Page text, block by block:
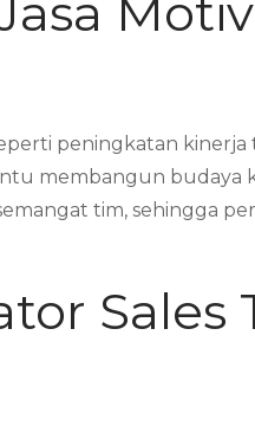
peningkatan
membangun budaya
tim, sehingga
Sales